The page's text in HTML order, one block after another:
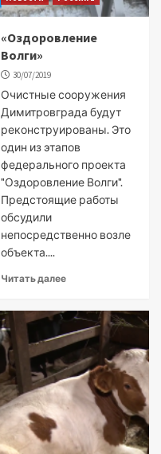
«Оздоровление
Волги»
30/07/2019
Очистные сооружения
Димитровграда будут
реконструированы. Это
один из этапов
федерального проекта
"Оздоровление Волги".
Предстоящие работы
обсудили
непосредственно возле
объекта....
Читать далее